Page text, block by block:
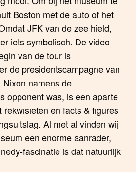
Boston met de auto of het
JFK van de zee hield,
iets symbolisch. De video
van de tour is
de presidentscampagne van
namens de
opponent was, is een aparte
rekwisieten en facts & figures
Al met al vinden wij
een enorme aanrader,
fascinatie is dat natuurlijk